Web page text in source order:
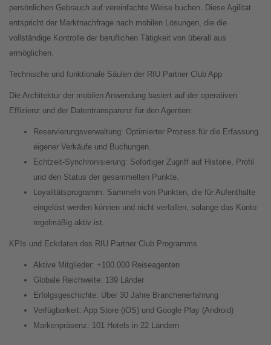
persönlichen Gebrauch auf vereinfachte Weise buchen. Diese Agilität
entspricht der Marktnachfrage nach mobilen Lösungen, die die
vollständige Kontrolle der beruflichen Tätigkeit von überall aus
ermöglichen.
Technische und funktionale Säulen der RIU Partner Club App
Die Architektur der mobilen Anwendung basiert auf der operativen
Effizienz und der Datentransparenz für den Agenten:
Reservierungsverwaltung: Optimierter Prozess für die Erfassung
eigener Verkäufe und Buchungen.
Echtzeit-Synchronisierung: Sofortiger Zugriff auf Historie, Profil
und den Status der gesammelten Punkte.
Loyalitätsprogramm: Sammeln von Punkten, die für Aufenthalte
eingelöst werden können und nicht verfallen, solange das Konto
regelmäßig aktiv ist.
KPIs und Eckdaten des RIU Partner Club Programms
Aktive Mitglieder: +100.000 Reiseagenten
Globale Reichweite: 139 Länder
Erfolgsgeschichte: Über 30 Jahre Branchenerfahrung
Verfügbarkeit: App Store (iOS) und Google Play (Android)
Markenpräsenz: 101 Hotels in 22 Ländern